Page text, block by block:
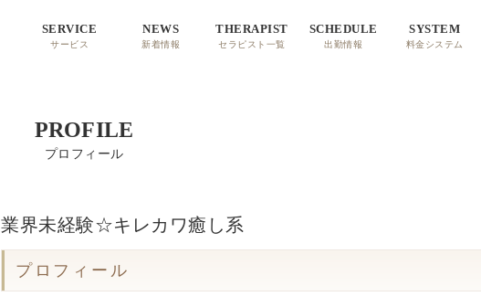
SERVICE
サービス
NEWS
新着情報
THERAPIST
セラピスト一覧
SCHEDULE
出勤情報
SYSTEM
料金システム
PROFILE
プロフィール
業界未経験☆キレカワ癒し系
プロフィール